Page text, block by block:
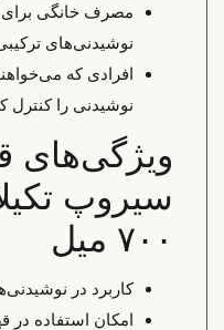
مصرف خانگی برای
نوشیدنی‌های ترکیبی
افرادی که می‌خواهند
نوشیدنی را کنترل
ویژگی‌های
۷۰۰ میل
کاربرد در
امکان استفاده در